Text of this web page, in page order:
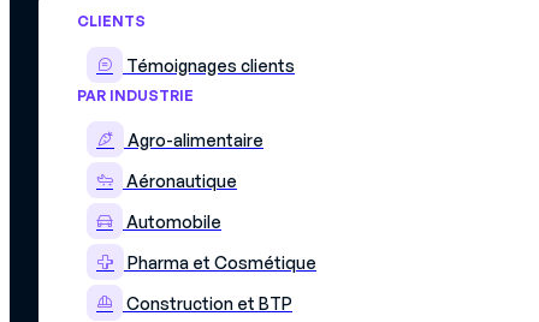
CLIENTS
Témoignages clients
PAR INDUSTRIE
Agro-alimentaire
Aéronautique
Automobile
Pharma et Cosmétique
Construction et BTP
© 2026 Mercateam. All rights reserved.
Mentions légales